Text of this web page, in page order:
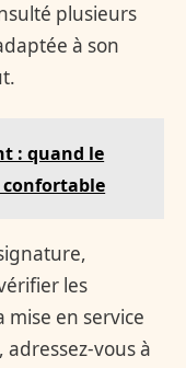
plusieurs
à son
: quand le
les
mise en service
vous à